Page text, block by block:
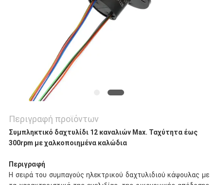
Περιγραφή προϊόντων
Συμπληκτικό δαχτυλίδι 12 καναλιών Max. Ταχύτητα έως
300rpm με χαλκοποιημένα καλώδια
Περιγραφή
Η σειρά του συμπαγούς ηλεκτρικού δαχτυλιδιού κάψουλας με